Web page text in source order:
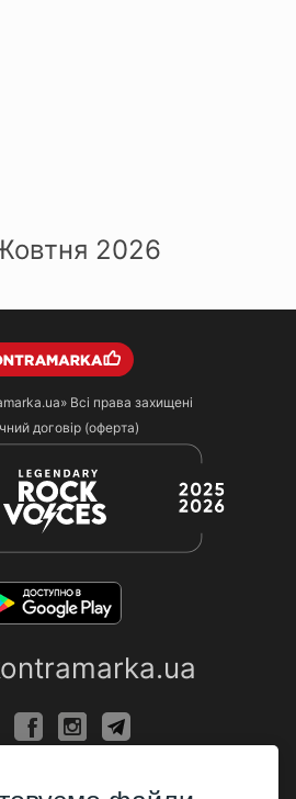
2026
Всі права захищені
договір (оферта)